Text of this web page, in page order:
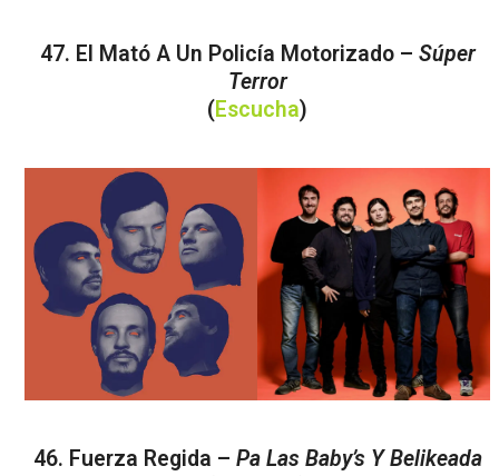
47. El Mató A Un Policía Motorizado – Súper
Terror
(Escucha)
46. Fuerza Regida – Pa Las Baby’s Y Belikeada